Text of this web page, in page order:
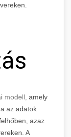
modell, amely
az adatok
azaz
A